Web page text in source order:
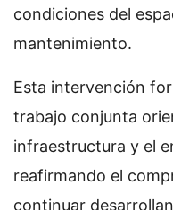
condiciones del
mantenimiento.
Esta intervención
trabajo conjunta
infraestructura y el
reafirmando el
continuar